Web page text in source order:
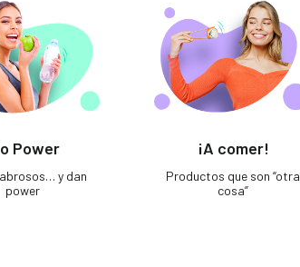
Power
y dan
power
¡A comer!
Productos que son “otra
cosa”